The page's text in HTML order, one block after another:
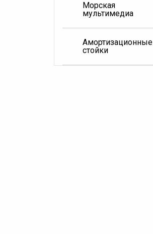
Морская
мультимедиа
Амортизационные
стойки